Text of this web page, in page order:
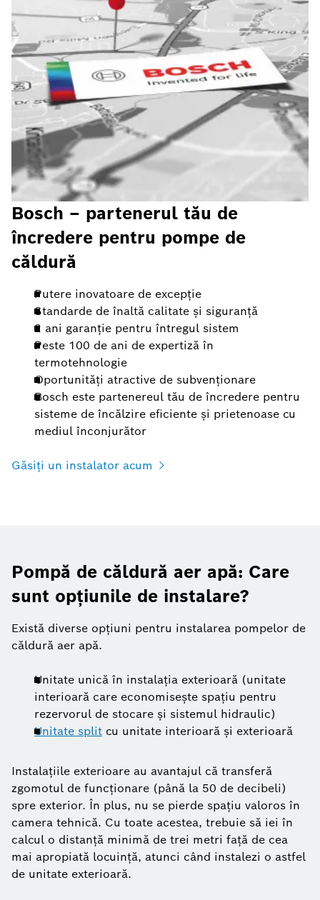
Bosch – partenerul tău de
încredere pentru pompe de
căldură
Putere inovatoare de excepție
Standarde de înaltă calitate și siguranță
2 ani garanție pentru întregul sistem
Peste 100 de ani de expertiză în
termotehnologie
Oportunități atractive de subvenționare
Bosch este partenereul tău de încredere pentru
sisteme de încălzire eficiente și prietenoase cu
mediul înconjurător
Găsiți un instalator acum
Pompă de căldură aer apă: Care
sunt opțiunile de instalare?
Există diverse opțiuni pentru instalarea pompelor de
căldură aer apă.
Unitate unică în instalația exterioară (unitate
interioară care economisește spațiu pentru
rezervorul de stocare și sistemul hidraulic)
Unitate split cu unitate interioară și exterioară
Instalațiile exterioare au avantajul că transferă
zgomotul de funcționare (până la 50 de decibeli)
spre exterior. În plus, nu se pierde spațiu valoros în
camera tehnică. Cu toate acestea, trebuie să iei în
calcul o distanță minimă de trei metri față de cea
mai apropiată locuință, atunci când instalezi o astfel
de unitate exterioară.